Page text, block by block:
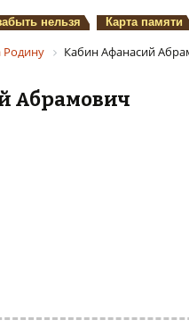
нельзя Карта памяти
Родину Кабин Афанасий
Абрамович